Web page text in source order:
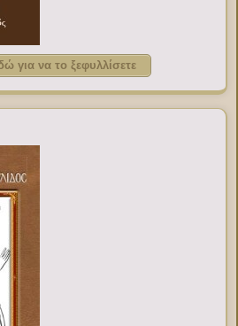
για να το ξεφυλλίσετε